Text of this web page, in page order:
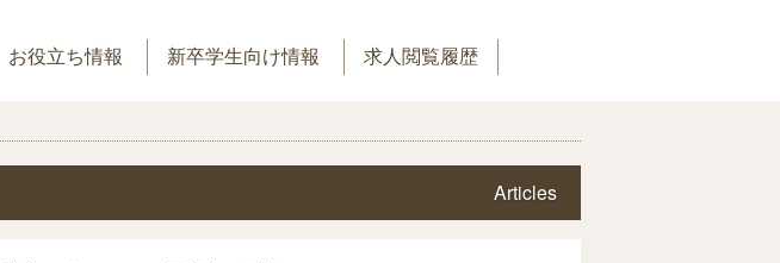
お役立ち情報 新卒学生向け情報 求人閲覧履歴
Articles